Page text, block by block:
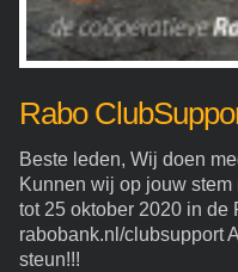
Rabo
Beste leden, Wij doen
Kunnen wij op jouw
tot 25 oktober 2020 in de
rabobank.nl/clubsupport
steun!!!